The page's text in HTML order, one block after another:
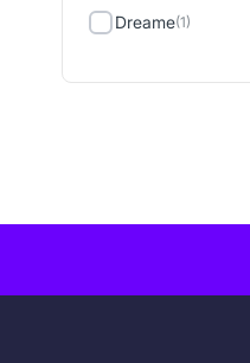
Dreame(1)